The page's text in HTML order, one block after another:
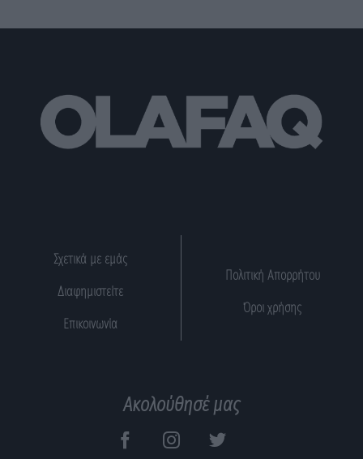
Σχετικά με εμάς
Διαφημιστείτε
Επικοινωνία
Πολιτική Απορρήτου
Όροι χρήσης
Ακολούθησέ μας